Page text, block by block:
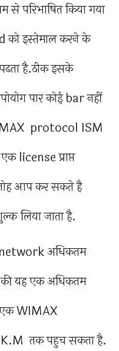
परिभाषित किया गया
को इस्तेमाल करने के
है.ठीक इसके
पार कोई bar नहीं
protocol ISM
license प्राप्त
आप कर सकते है
लिया जाता है.
अधिकतम
की यह एक अधिकतम
एक WIMAX
तक पहुच सकता है.